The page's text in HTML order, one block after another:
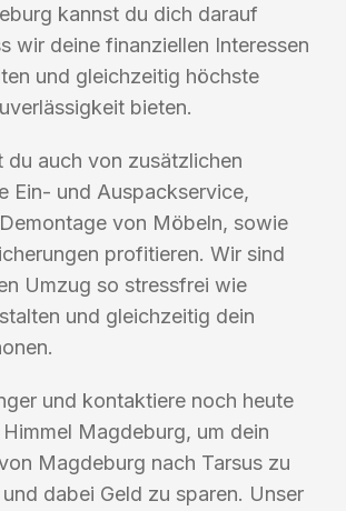
kannst du dich darauf
wir deine finanziellen Interessen
und gleichzeitig höchste
bieten.
du auch von zusätzlichen
Ein- und Auspackservice,
von Möbeln, sowie
profitieren. Wir sind
Umzug so stressfrei wie
und gleichzeitig dein
und kontaktiere noch heute
Magdeburg, um dein
Magdeburg nach Tarsus zu
dabei Geld zu sparen. Unser